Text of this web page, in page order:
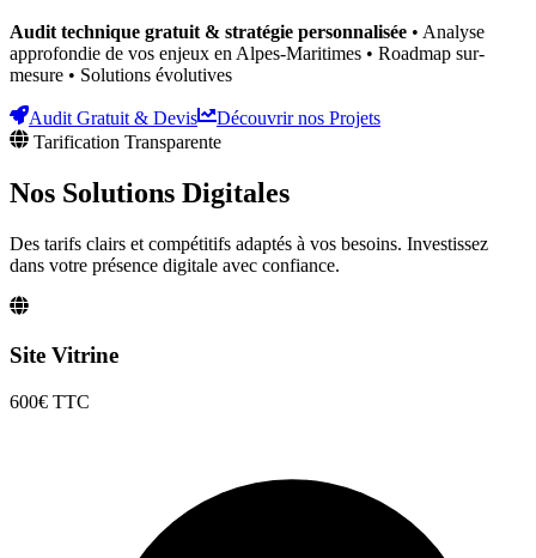
Audit technique gratuit & stratégie personnalisée • Analyse
approfondie de vos enjeux en Alpes-Maritimes • Roadmap sur-
mesure • Solutions évolutives
Audit Gratuit & Devis
Découvrir nos Projets
Tarification Transparente
Nos Solutions Digitales
Des tarifs clairs et compétitifs adaptés à vos besoins. Investissez
dans votre présence digitale avec confiance.
Site Vitrine
600€ TTC